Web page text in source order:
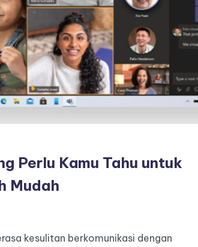
Perlu Kamu Tahu untuk
Mudah
kesulitan berkomunikasi dengan